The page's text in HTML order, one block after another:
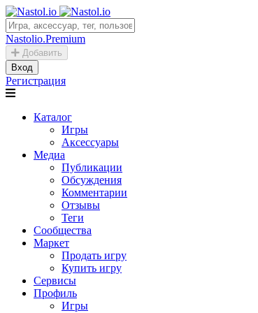
Nastolio.Premium
Добавить
Вход
Регистрация
Каталог
Игры
Аксессуары
Медиа
Публикации
Обсуждения
Комментарии
Отзывы
Теги
Сообщества
Маркет
Продать игру
Купить игру
Сервисы
Профиль
Игры